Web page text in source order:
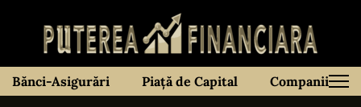
Bănci-Asigurări Piață de Capital Companii